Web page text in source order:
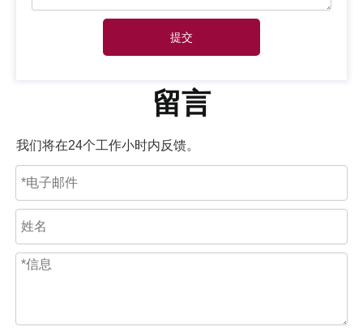
提交
留言
我们将在24个工作小时内反馈。